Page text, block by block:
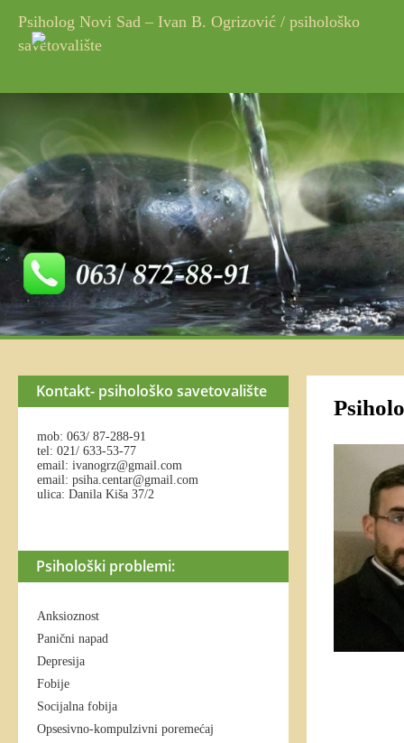
Psiholog Novi Sad – Ivan B. Ogrizović / psihološko
savetovalište
Kontakt- psihološko savetovalište
mob: 063/ 87-288-91
tel: 021/ 633-53-77
email: ivanogrz@gmail.com
email: psiha.centar@gmail.com
ulica: Danila Kiša 37/2
Psihološki problemi:
Anksioznost
Panični napad
Depresija
Fobije
Socijalna fobija
Opsesivno-kompulzivni poremećaj